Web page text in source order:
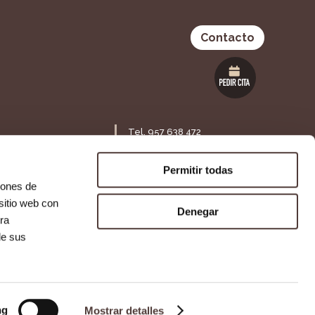
de
web con
sus
Mostrar detalles
Permitir todas
Denegar
Contacto
Tel. 957 638 472
Córdoba
Agencia SEO Agencia de Publicidad